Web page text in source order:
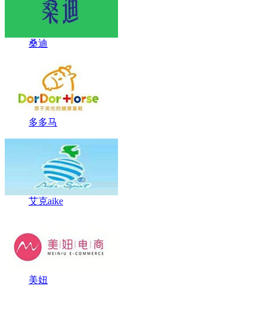
桑迪
多多马
艾克aike
美妞